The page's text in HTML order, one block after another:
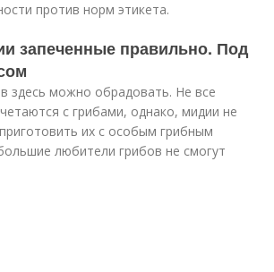
против норм этикета.
запеченные правильно. Под
здесь можно обрадовать. Не все
с грибами, однако, мидии не
их с особым грибным
любители грибов не смогут